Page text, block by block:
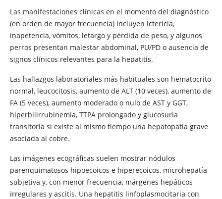
Las manifestaciones clínicas en el momento del diagnóstico
(en orden de mayor frecuencia) incluyen ictericia,
inapetencia, vómitos, letargo y pérdida de peso, y algunos
perros presentan malestar abdominal, PU/PD o ausencia de
signos clínicos relevantes para la hepatitis.
Las hallazgos laboratoriales más habituales son hematocrito
normal, leucocitosis, aumento de ALT (10 veces), aumento de
FA (5 veces), aumento moderado o nulo de AST y GGT,
hiperbilirrubinemia, TTPA prolongado y glucosuria
transitoria si existe al mismo tiempo una hepatopatía grave
asociada al cobre.
Las imágenes ecográficas suelen mostrar nódulos
parenquimatosos hipoecoicos e hiperecoicos, microhepatía
subjetiva y, con menor frecuencia, márgenes hepáticos
irregulares y ascitis. Una hepatitis linfoplasmocitaria con